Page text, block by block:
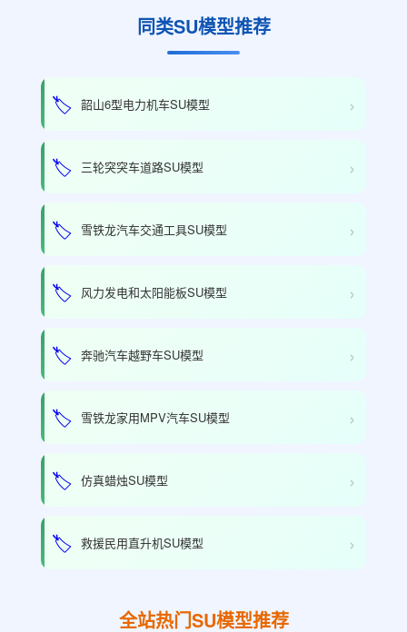
同类SU模型推荐
🏷️ 韶山6型电力机车SU模型 ›
🏷️ 三轮突突车道路SU模型 ›
🏷️ 雪铁龙汽车交通工具SU模型 ›
🏷️ 风力发电和太阳能板SU模型 ›
🏷️ 奔驰汽车越野车SU模型 ›
🏷️ 雪铁龙家用MPV汽车SU模型 ›
🏷️ 仿真蜡烛SU模型 ›
🏷️ 救援民用直升机SU模型 ›
全站热门SU模型推荐